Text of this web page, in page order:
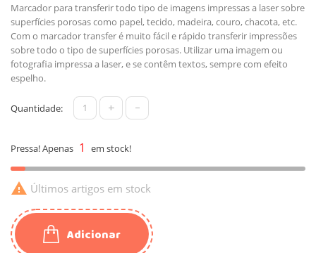
Marcador para transferir todo tipo de imagens impressas a laser sobre
superfícies porosas como papel, tecido, madeira, couro, chacota, etc.
Com o marcador transfer é muito fácil e rápido transferir impressões
sobre todo o tipo de superfícies porosas. Utilizar uma imagem ou
fotografia impressa a laser, e se contêm textos, sempre com efeito
espelho.
Quantidade: + -
Pressa! Apenas 1 em stock!
 Últimos artigos em stock
Adicionar